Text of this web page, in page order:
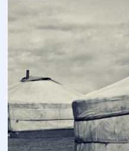
DE
IDA
Y
VUELTA